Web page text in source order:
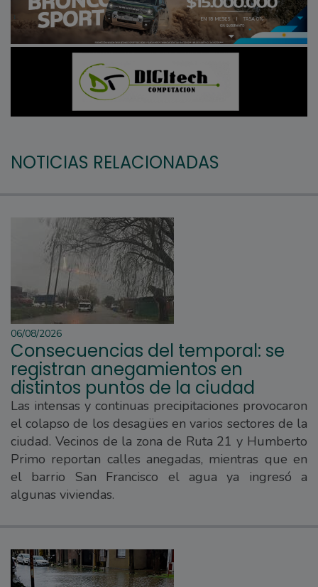
NOTICIAS RELACIONADAS
06/08/2026
Consecuencias del temporal: se
registran anegamientos en
distintos puntos de la ciudad
Las intensas y continuas precipitaciones provocaron
el colapso de los desagües en varios sectores de la
ciudad. Vecinos de la zona de Ruta 21 y Humberto
Primo reportan calles anegadas, mientras que en
el barrio San Francisco el agua ya ingresó a
algunas viviendas.